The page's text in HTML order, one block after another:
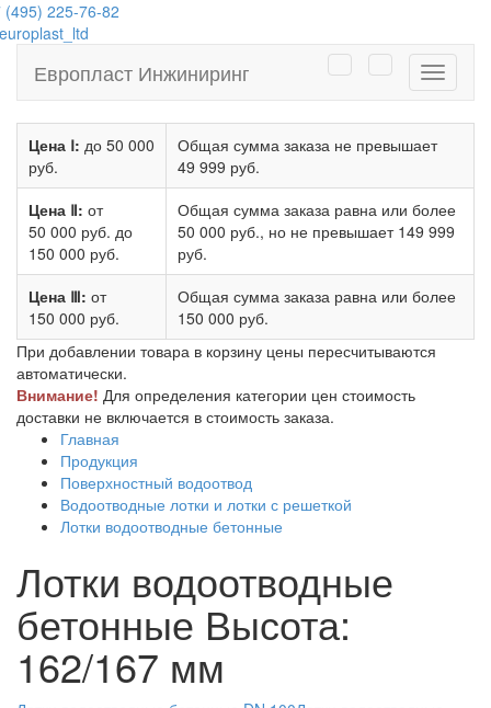
(495) 225-76-82
Европласт Инжиниринг
Цена Ⅰ: до 50 000
руб.
Общая сумма заказа не превышает
49 999 руб.
Цена Ⅱ: от
50 000 руб. до
150 000 руб.
Общая сумма заказа равна или более
50 000 руб., но не превышает 149 999
руб.
Цена Ⅲ: от
150 000 руб.
Общая сумма заказа равна или более
150 000 руб.
При добавлении товара в корзину цены пересчитываются
автоматически.
Внимание! Для определения категории цен стоимость
доставки не включается в стоимость заказа.
Главная
Продукция
Поверхностный водоотвод
Водоотводные лотки и лотки с решеткой
Лотки водоотводные бетонные
Лотки водоотводные
бетонныеВысота:
162/167 мм